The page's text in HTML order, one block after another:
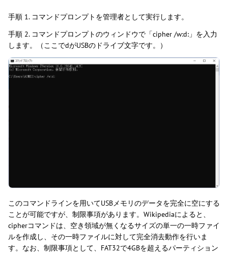
手順 1. コマンドプロンプトを管理者として実行します。
手順 2. コマンドプロンプトのウィンドウで「cipher /w:d:」を入力
します。（ここでdがUSBのドライブ文字です。）
このコマンドラインを用いてUSBメモリのデータを完全に空にする
ことが可能ですが、制限事項があります。Wikipediaによると、
cipherコマンドは、空き領域が無くなるサイズの単一の一時ファイ
ルを作成し、その一時ファイルに対して完全消去動作を行いま
す。なお、制限事項として、FAT32で4GBを超えるパーティション